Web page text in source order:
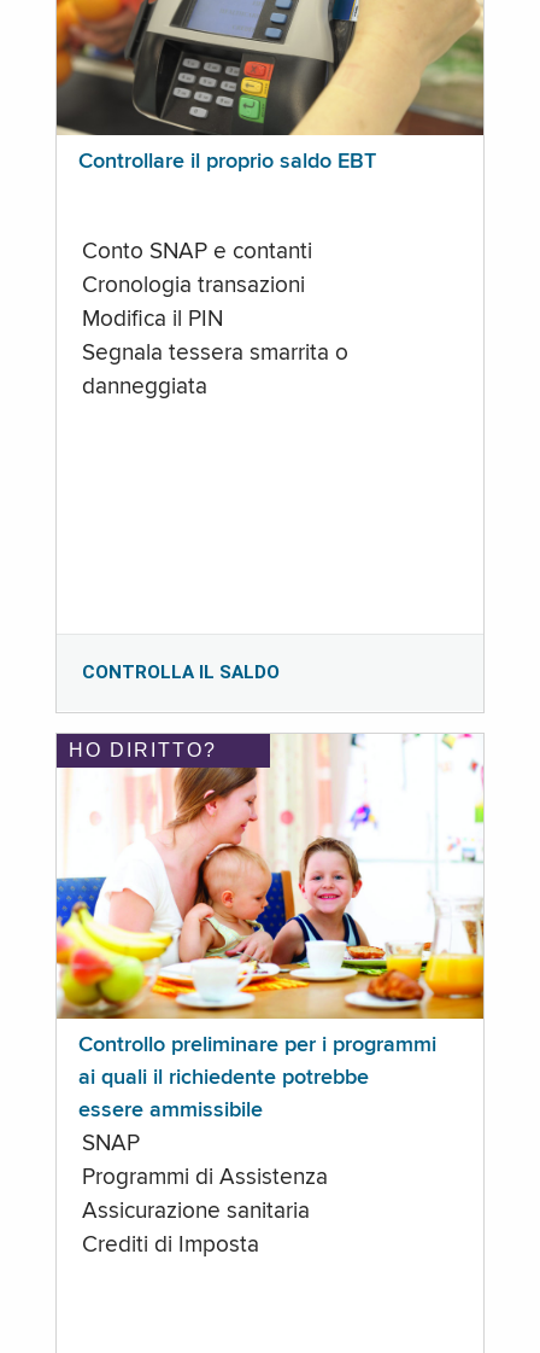
Controllare il proprio saldo EBT
Conto SNAP e contanti
Cronologia transazioni
Modifica il PIN
Segnala tessera smarrita o
danneggiata
CONTROLLA IL SALDO
HO DIRITTO?
Controllo preliminare per i programmi
ai quali il richiedente potrebbe
essere ammissibile
SNAP
Programmi di Assistenza
Assicurazione sanitaria
Crediti di Imposta